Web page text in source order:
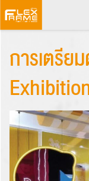
Skip
to
การเตรี